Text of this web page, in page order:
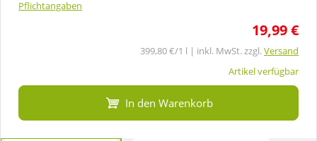
Pflichtangaben
19,99 €
399,80 €/1 l | inkl. MwSt. zzgl.Versand
Artikel verfügbar
In den Warenkorb